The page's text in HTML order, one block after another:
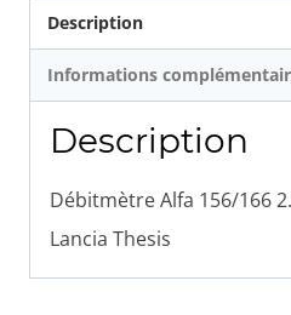
Description
Informations
Description
Débitmètre Alfa 156/166
Lancia Thesis